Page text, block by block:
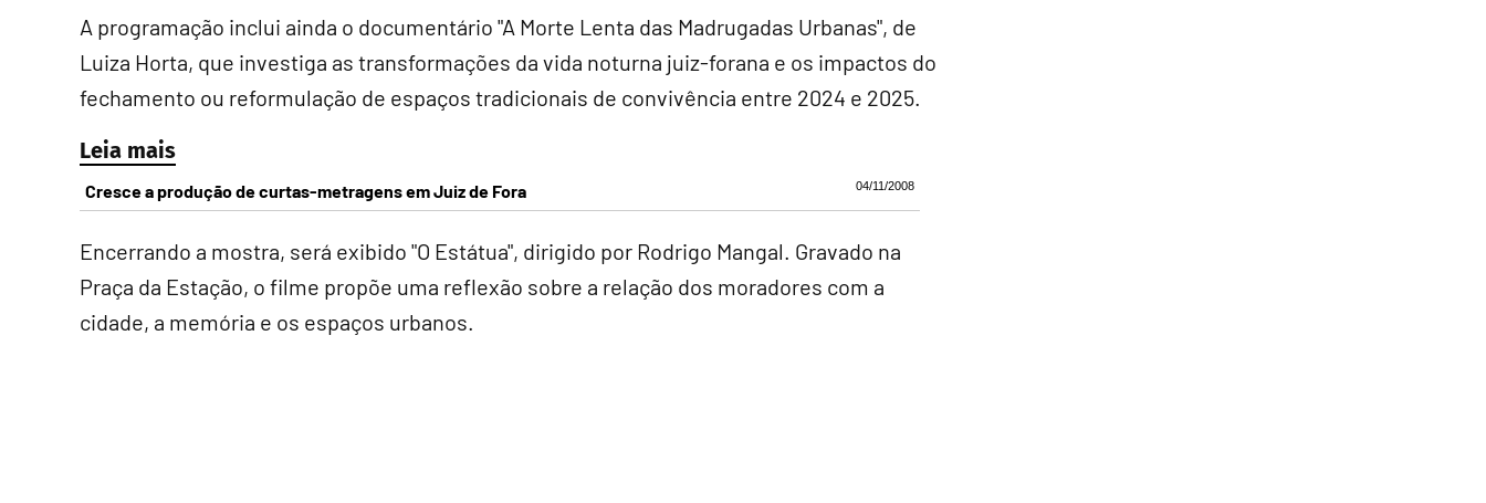
A programação inclui ainda o documentário "A Morte Lenta das Madrugadas Urbanas", de
Luiza Horta, que investiga as transformações da vida noturna juiz-forana e os impactos do
fechamento ou reformulação de espaços tradicionais de convivência entre 2024 e 2025.
Leia mais
04/11/2008
Cresce a produção de curtas-metragens em Juiz de Fora
Encerrando a mostra, será exibido "O Estátua", dirigido por Rodrigo Mangal. Gravado na
Praça da Estação, o filme propõe uma reflexão sobre a relação dos moradores com a
cidade, a memória e os espaços urbanos.